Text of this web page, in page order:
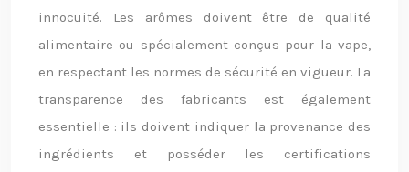
innocuité. Les arômes doivent être de qualité
alimentaire ou spécialement conçus pour la vape,
en respectant les normes de sécurité en vigueur. La
transparence des fabricants est également
essentielle : ils doivent indiquer la provenance des
ingrédients et posséder les certifications